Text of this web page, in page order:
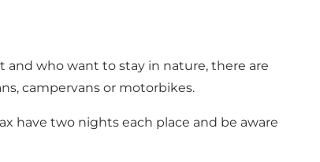
who want to stay in nature, there are
campervans or motorbikes.
have two nights each place and be aware